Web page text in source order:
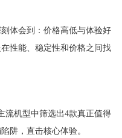
体会到：价格高低与体验好
性能、稳定性和价格之间找
流机型中筛选出4款真正值得
阱，直击核心体验。